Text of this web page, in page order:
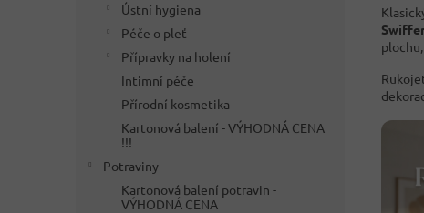
Ústní hygiena
Péče o pleť
Přípravky na holení
Intimní péče
Přírodní kosmetika
Kartonová balení - VÝHODNÁ CENA
!!!
Potraviny
Kartonová balení potravin -
VÝHODNÁ CENA